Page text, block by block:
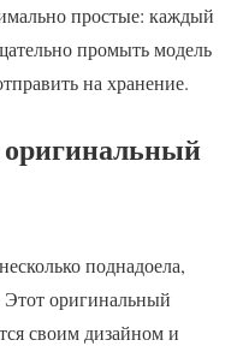
простые: каждый
промыть модель
на хранение.
поднадоела,
Этот оригинальный
своим дизайном и